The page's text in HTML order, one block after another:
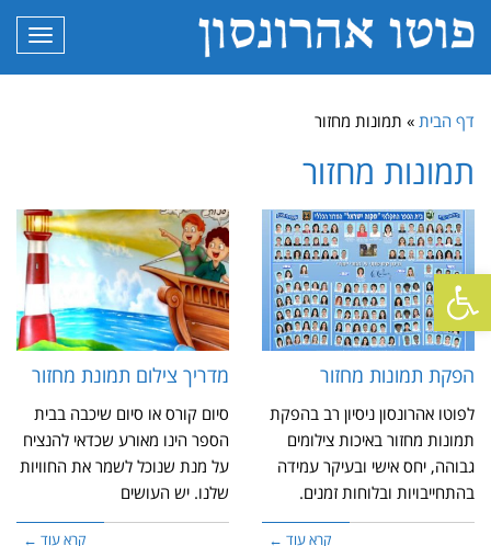
פתח סרגל נגישות
דף הבית » תמונות מחזור
תמונות מחזור
הפקת תמונות מחזור
לפוטו אהרונסון ניסיון רב בהפקת
תמונות מחזור באיכות צילומים
גבוהה, יחס אישי ובעיקר עמידה
בהתחייבויות ובלוחות זמנים.
קרא עוד ←
מדריך צילום תמונת מחזור
סיום קורס או סיום שיכבה בבית
הספר הינו מאורע שכדאי להנציח
על מנת שנוכל לשמר את החוויות
שלנו. יש העושים
קרא עוד ←